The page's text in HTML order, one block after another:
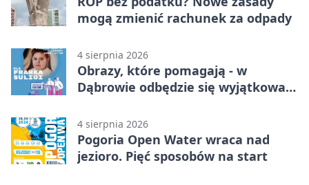
mogą zmienić rachunek za odpady
4 sierpnia 2026
Obrazy, które pomagają - w
Dąbrowie odbędzie się wyjątkowa
4 sierpnia 2026
Pogoria Open Water wraca nad
jezioro. Pięć sposobów na start